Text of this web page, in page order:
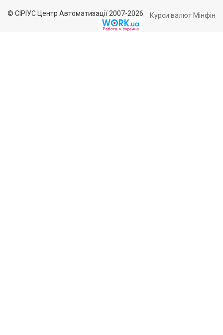
© СІРІУС Центр Автоматизації 2007-2026 Курси валют Мінфін